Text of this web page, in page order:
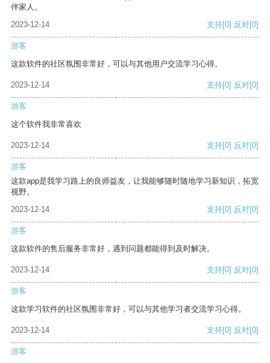
伴家人。
2023-12-14
支持[0] 反对[0]
游客
这款软件的社区氛围非常好，可以与其他用户交流学习心得。
2023-12-14 支持[0] 反对[0]
游客
这个软件我非常喜欢
2023-12-14 支持[0] 反对[0]
游客
这款app是我学习路上的良师益友，让我能够随时随地学习新知识，拓宽
视野。
2023-12-14
支持[0] 反对[0]
游客
这款软件的售后服务非常好，遇到问题都能得到及时解决。
2023-12-14 支持[0] 反对[0]
游客
这款学习软件的社区氛围非常好，可以与其他学习者交流学习心得。
2023-12-14 支持[0] 反对[0]
游客